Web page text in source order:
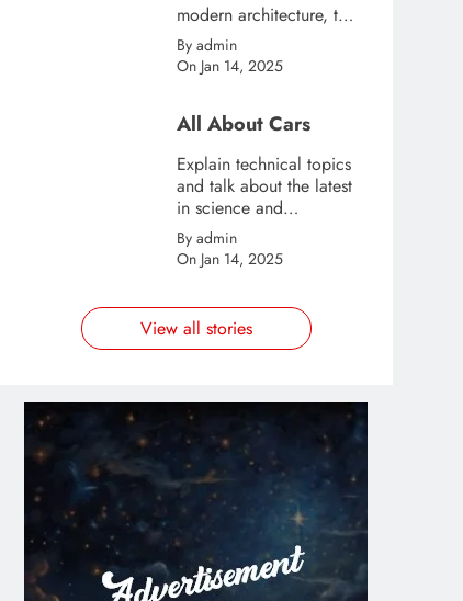
modern architecture, this
template is great for
creating stories about
urban and city tourism.
By admin
On Jan 14, 2025
All About Cars
Explain technical topics
and talk about the latest
in science and
technology with this
clean and futuristic
template.
By admin
On Jan 14, 2025
View all stories